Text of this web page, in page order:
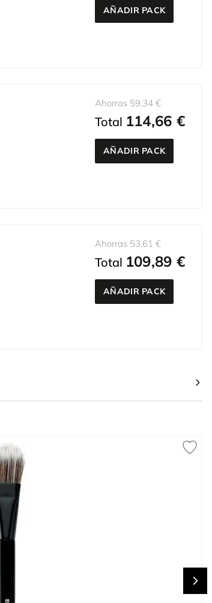
AÑADIR PACK
Ahorras 59,34 €
Total 114,66 €
AÑADIR PACK
Ahorras 53,61 €
Total 109,89 €
AÑADIR PACK